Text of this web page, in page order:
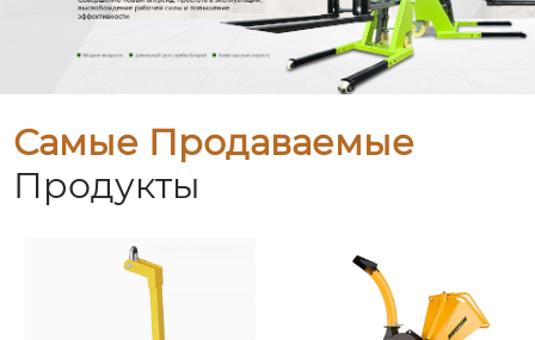
Самые Продаваемые
Продукты